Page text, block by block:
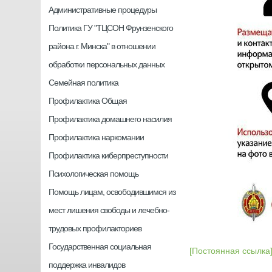
Административные процедуры
Политика ГУ "ТЦСОН Фрунзенского
района г. Минска" в отношении
обработки персональных данных
Семейная политика
Профилактика Общая
Профилактика домашнего насилия
Профилактика наркомании
Профилактика киберпреступности
Психологическая помощь
Помощь лицам, освободившимся из
мест лишения свободы и лечебно-
трудовых профилакториев
Государственная социальная
поддержка инвалидов
[Постоянная